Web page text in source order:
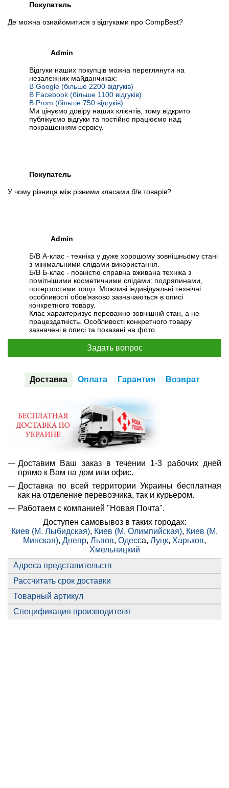
Покупатель
Де можна ознайомитися з відгуками про CompBest?
Admin
Відгуки наших покупців можна переглянути на
незалежних майданчиках:
В Google (більше 2200 відгуків)
В Facebook (більше 1100 відгуків)
В Prom (більше 750 відгуків)
Ми цінуємо довіру наших клієнтів, тому відкрито
публікуємо відгуки та постійно працюємо над
покращенням сервісу.
Покупатель
У чому різниця між різними класами б/в товарів?
Admin
Б/В А-клас - техніка у дуже хорошому зовнішньому стані
з мінімальними слідами використання.
Б/В Б-клас - повністю справна вживана техніка з
помітнішими косметичними слідами: подряпинами,
потертостями тощо. Можливі індивідуальні технічні
особливості обов’язково зазначаються в описі
конкретного товару.
Клас характеризує переважно зовнішній стан, а не
працездатність. Особливості конкретного товару
зазначені в описі та показані на фото.
Задать вопрос
Доставка Оплата Гарантия Возврат
Доставим Ваш заказ в течении 1-3 рабочих дней
прямо к Вам на дом или офис.
Доставка по всей территории Украины бесплатная
как на отделение перевозчика, так и курьером.
Работаем с компанией "Новая Почта".
Доступен самовывоз в таких городах:
Киев (М. Лыбидская), Киев (М. Олимпийская), Киев (М.
Минская), Днепр, Львов, Одесса, Луцк, Харьков,
Хмельницкий
Адреса представительств
Рассчитать срок доставки
Товарный артикул
Спецификация производителя